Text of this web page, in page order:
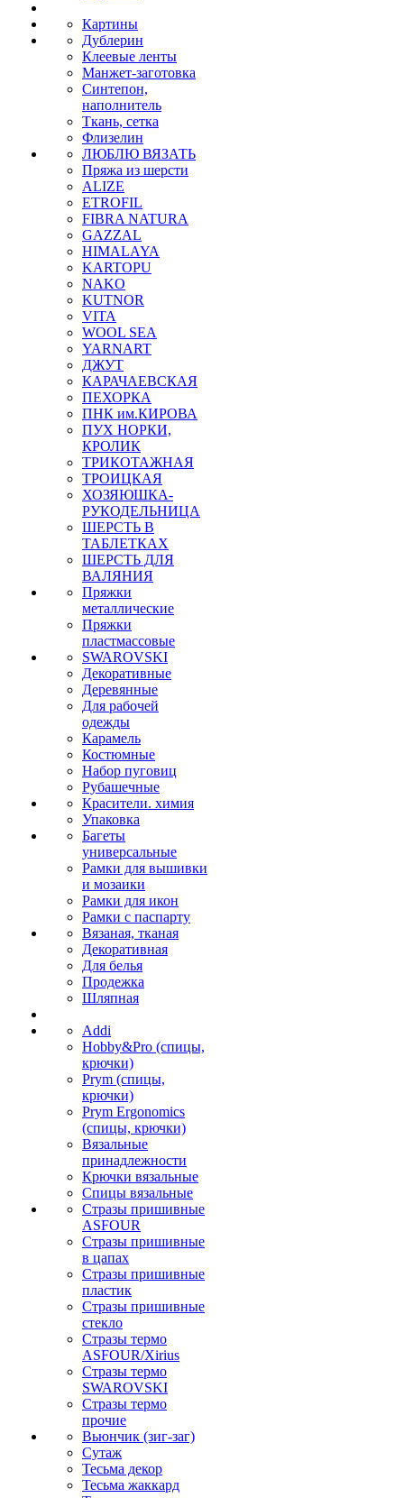
Картины
Дублерин
Клеевые ленты
Манжет-заготовка
Синтепон,
наполнитель
Ткань, сетка
Флизелин
ЛЮБЛЮ ВЯЗАТЬ
Пряжа из шерсти
ALIZE
ETROFIL
FIBRA NATURA
GAZZAL
HIMALAYA
KARTOPU
NAKO
KUTNOR
VITA
WOOL SEA
YARNART
ДЖУТ
КАРАЧАЕВСКАЯ
ПЕХОРКА
ПНК им.КИРОВА
ПУХ НОРКИ,
КРОЛИК
ТРИКОТАЖНАЯ
ТРОИЦКАЯ
ХОЗЯЮШКА-
РУКОДЕЛЬНИЦА
ШЕРСТЬ В
ТАБЛЕТКАХ
ШЕРСТЬ ДЛЯ
ВАЛЯНИЯ
Пряжки
металлические
Пряжки
пластмассовые
SWAROVSKI
Декоративные
Деревянные
Для рабочей
одежды
Карамель
Костюмные
Набор пуговиц
Рубашечные
Красители. химия
Упаковка
Багеты
универсальные
Рамки для вышивки
и мозаики
Рамки для икон
Рамки с паспарту
Вязаная, тканая
Декоративная
Для белья
Продежка
Шляпная
Addi
Hobby&Pro (спицы,
крючки)
Prym (спицы,
крючки)
Prym Ergonomics
(спицы, крючки)
Вязальные
принадлежности
Крючки вязальные
Спицы вязальные
Стразы пришивные
ASFOUR
Стразы пришивные
в цапах
Стразы пришивные
пластик
Стразы пришивные
стекло
Стразы термо
ASFOUR/Xirius
Стразы термо
SWAROVSKI
Стразы термо
прочие
Вьюнчик (зиг-заг)
Сутаж
Тесьма декор
Тесьма жаккард